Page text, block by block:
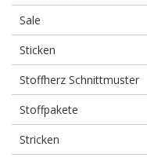
Sale
Sticken
Stoffherz Schnittmuster
Stoffpakete
Stricken